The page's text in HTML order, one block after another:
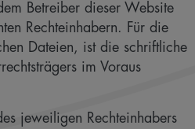
Betreiber dieser Website
Rechteinhabern. Für die
Dateien, ist die schriftliche
im Voraus
jeweiligen Rechteinhabers